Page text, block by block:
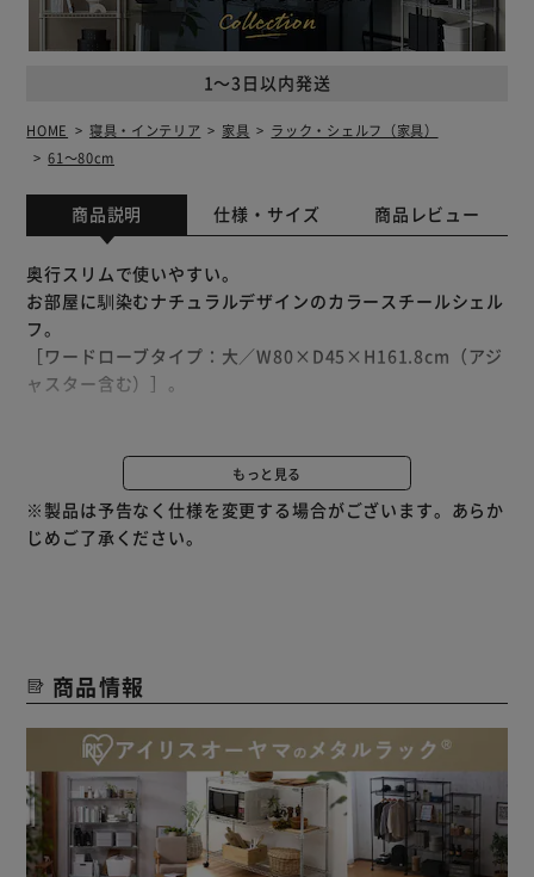
1～3日以内発送
HOME 寝具・インテリア 家具
ラック・シェルフ（家具）
61～80cm
商品説明 仕様・サイズ 商品レビュー
奥行スリムで使いやすい。
お部屋に馴染むナチュラルデザインのカラースチールシェル
フ。
［ワードローブタイプ：大／W80×D45×H161.8cm（アジ
ャスター含む）］。
コート収納目安：約7着。
（※コート1着あたりの重量を約2kgとした場合。）
高さがしっかりあるので、長い衣服もすっきり収納できる。
【豊富なシリーズ】
カラースチールシェルフシリーズで揃えれば、お部屋に統一
感も出しやすい。
組み合わせてより使いやすく、自分に合うインテリアに。
【キズ・サビに強い粉体塗装】
防サビ性◎／耐熱性◎／耐油性◎！
もっと見る
※製品は予告なく仕様を変更する場合がございます。あらか
じめご了承ください。
商品情報